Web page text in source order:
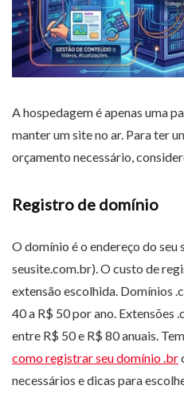
A hospedagem é apenas uma
manter um site no ar. Para ter
orçamento necessário,
Registro de domínio
O domínio é o endereço do seu
seusite.com.br). O custo de
extensão escolhida. Domínios
40 a R$ 50 por ano. Extensões
entre R$ 50 e R$ 80 anuais.
como registrar seu domínio .br
necessários e dicas para